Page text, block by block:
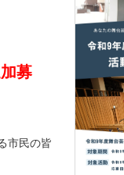
募
市民の皆